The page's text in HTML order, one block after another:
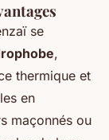
se
,
thermique et
en
maçonnés ou